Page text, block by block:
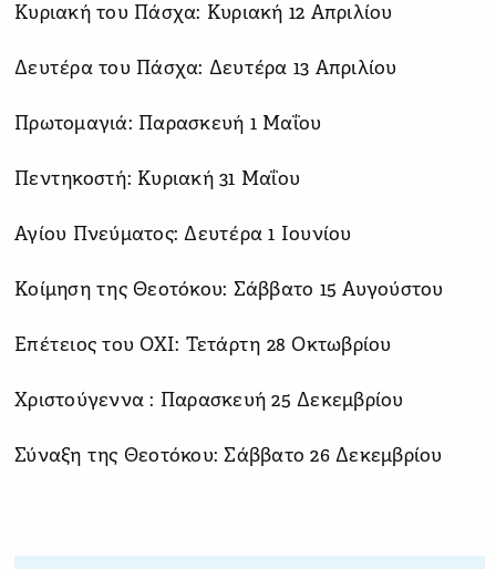
Κυριακή του Πάσχα: Κυριακή 12 Απριλίου
Δευτέρα του Πάσχα: Δευτέρα 13 Απριλίου
Πρωτομαγιά: Παρασκευή 1 Μαΐου
Πεντηκοστή: Κυριακή 31 Μαΐου
Αγίου Πνεύματος: Δευτέρα 1 Ιουνίου
Κοίμηση της Θεοτόκου: Σάββατο 15 Αυγούστου
Επέτειος του ΟΧΙ: Τετάρτη 28 Οκτωβρίου
Χριστούγεννα : Παρασκευή 25 Δεκεμβρίου
Σύναξη της Θεοτόκου: Σάββατο 26 Δεκεμβρίου